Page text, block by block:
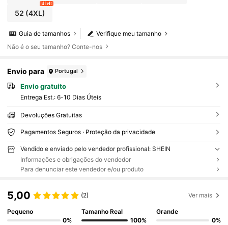
52 (4XL)
4 left
Verifique meu tamanho
Guia de tamanhos
Não é o seu tamanho? Conte-nos
Envio para Portugal
Envio gratuito
Entrega Est.: 6-10 Dias Úteis
Devoluções Gratuitas
Pagamentos Seguros · Proteção da privacidade
Vendido e enviado pelo vendedor profissional: SHEIN
Informações e obrigações do vendedor
Para denunciar este vendedor e/ou produto
5,00 (2) Ver mais
Pequeno
0%
Tamanho Real
100%
Grande
0%